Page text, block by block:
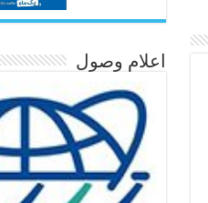
اعلام وصول